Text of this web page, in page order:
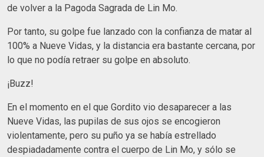
de volver a la Pagoda Sagrada de Lin Mo.
Por tanto, su golpe fue lanzado con la confianza de matar al
100% a Nueve Vidas, y la distancia era bastante cercana, por
lo que no podía retraer su golpe en absoluto.
¡Buzz!
En el momento en el que Gordito vio desaparecer a las
Nueve Vidas, las pupilas de sus ojos se encogieron
violentamente, pero su puño ya se había estrellado
despiadadamente contra el cuerpo de Lin Mo, y sólo se